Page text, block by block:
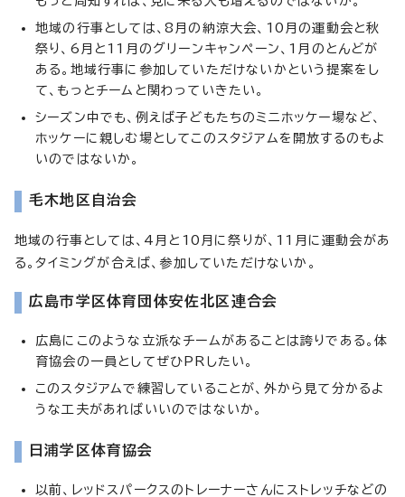
地域の行事としては、8月の納涼大会、10月の運動会と秋
祭り、6月と11月のグリーンキャンペーン、1月のとんどが
ある。地域行事に参加していただけないかという提案をし
て、もっとチームと関わっていきたい。
シーズン中でも、例えば子どもたちのミニホッケー場など、
ホッケーに親しむ場としてこのスタジアムを開放するのもよ
いのではないか。
毛木地区自治会
地域の行事としては、4月と10月に祭りが、11月に運動会があ
る。タイミングが合えば、参加していただけないか。
広島市学区体育団体安佐北区連合会
広島にこのような立派なチームがあることは誇りである。体
育協会の一員としてぜひPRしたい。
このスタジアムで練習していることが、外から見て分かるよ
うな工夫があればいいのではないか。
日浦学区体育協会
以前、レッドスパークスのトレーナーさんにストレッチなどの